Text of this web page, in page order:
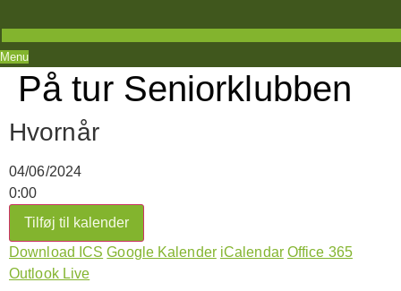
Menu
På tur Seniorklubben
Hvornår
04/06/2024
0:00
Tilføj til kalender
Download ICS Google Kalender iCalendar Office 365
Outlook Live